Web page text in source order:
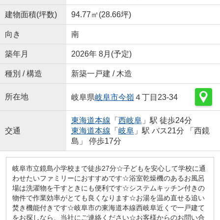
建物面積(坪数) 94.77㎡(28.66坪)
向き 南
築年月 2026年 8月(予定)
種別 / 構造 新築一戸建 / 木造
所在地 岐阜県岐阜市今嶺 ４丁目23-34
交通
東海道本線 「 西岐阜」駅 徒歩24分
東海道本線 「 岐阜」駅 バス21分 「西鏡
島」 停歩17分
岐阜市立鏡島小学校まで徒歩27分☆子どもを安心して学校に通
わせたいファミリーにおすすめです☆浴室乾燥機のあるお風呂
場は洗濯物を干すときにも便利です☆システムキッチン付きの
物件で作業効率がとても良くなります☆お湯を温め直せる追い
焚き機能付きです☆岐阜市の東海道本線西岐阜近くで一戸建て
をお探しなら、当社にご連絡ください☆お客様からのお問い合